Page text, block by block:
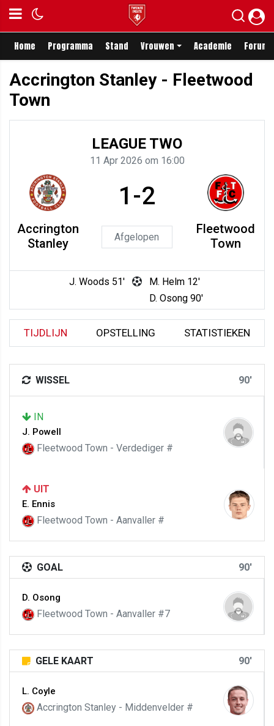
Home Programma Stand Vrouwen Academie Forum
Accrington Stanley - Fleetwood
Town
LEAGUE TWO
11 Apr 2026 om 16:00
Accrington
Stanley
1-2
Afgelopen
Fleetwood
Town
J. Woods 51'
M. Helm 12'
D. Osong 90'
TIJDLIJN OPSTELLING STATISTIEKEN
WISSEL 90'
IN
J. Powell
Fleetwood Town - Verdediger #
UIT
E. Ennis
Fleetwood Town - Aanvaller #
GOAL 90'
D. Osong
Fleetwood Town - Aanvaller #7
GELE KAART 90'
L. Coyle
Accrington Stanley - Middenvelder #